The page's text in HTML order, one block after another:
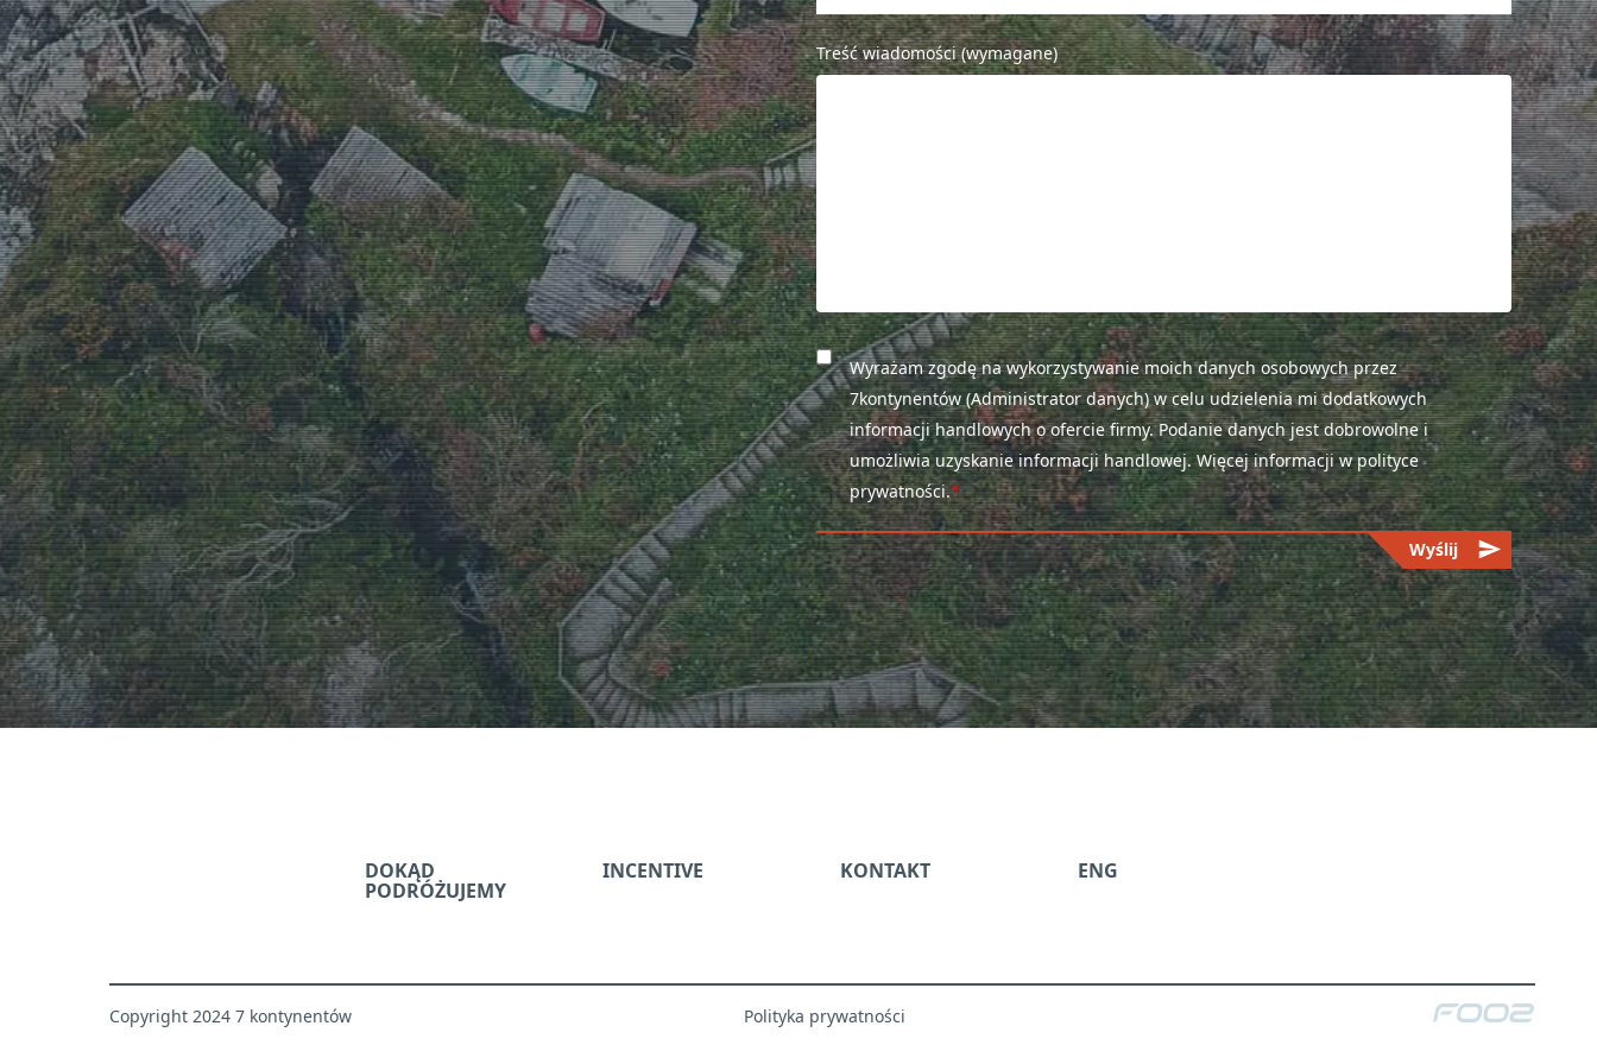
Treść wiadomości (wymagane)
Wyrażam zgodę na wykorzystywanie moich danych osobowych przez
7kontynentów (Administrator danych) w celu udzielenia mi dodatkowych
informacji handlowych o ofercie firmy. Podanie danych jest dobrowolne i
umożliwia uzyskanie informacji handlowej. Więcej informacji w polityce
prywatności.*
Wyślij send
Please
leave
this
field
empty.
DOKĄD
PODRÓŻUJEMY
INCENTIVE KONTAKT ENG
Copyright 2024 7 kontynentów Polityka prywatności